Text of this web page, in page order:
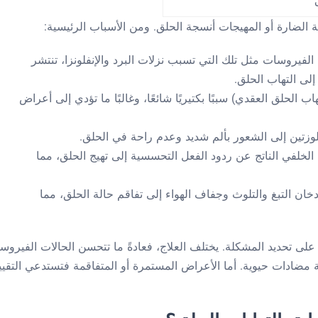
الضارة أو المهيجات أنسجة الحلق. ومن الأسباب الرئيسية:
مثل تلك التي تسبب نزلات البرد والإنفلونزا، تنتشر
التهاب الحلق.
الحلق العقدي) سببًا بكتيريًا شائعًا، وغالبًا ما تؤدي إلى أعراض
إلى الشعور بألم شديد وعدم راحة في الحلق.
الناتج عن ردود الفعل التحسسية إلى تهيج الحلق، مما
التبغ والتلوث وجفاف الهواء إلى تفاقم حالة الحلق، مما
تحديد المشكلة. يختلف العلاج، فعادةً ما تتحسن الحالات
مضادات حيوية. أما الأعراض المستمرة أو المتفاقمة فتستدعي